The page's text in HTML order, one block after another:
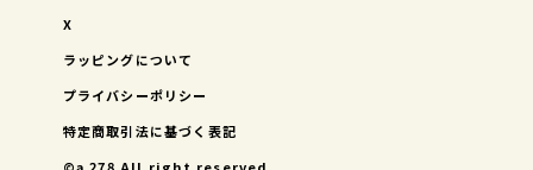
X
ラッピングについて
プライバシーポリシー
特定商取引法に基づく表記